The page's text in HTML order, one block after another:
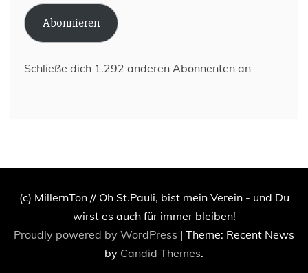
Adresse
Abonnieren
Schließe dich 1.292 anderen Abonnenten an
(c) MillernTon // Oh St.Pauli, bist mein Verein - und Du
wirst es auch für immer bleiben!
Proudly powered by WordPress | Theme: Recent News
by Candid Themes.